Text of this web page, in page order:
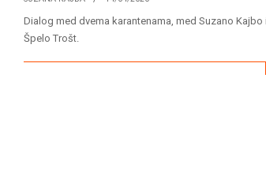
04-
14
Dialog med dvema karantenama, med Suzano
Špelo Trošt.